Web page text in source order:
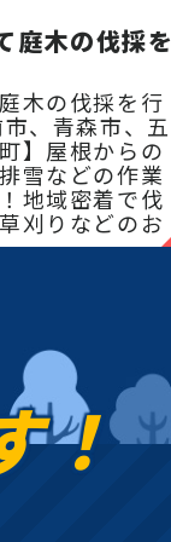
庭木の伐採を
木の伐採を行
、青森市、五
】屋根からの
雪などの作業
地域密着で伐
刈りなどのお
！